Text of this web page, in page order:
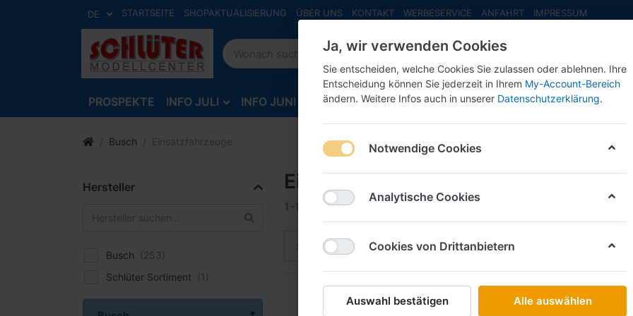
DE STARTSEITE SHOPAKTUALISIERUNG ÜBER UNS KONTAKT WERBESERVICE ANFAHRT IMPRESSUM
PROSPEKTE INFO JULI INFO JUNI INFO MAI NEU EINGETROFFEN NEUHEITEN
Busch Einsatzfahrzeuge
Hersteller
Busch
Schlüter Sortiment
Einsatzfahrzeuge
1-12 von254
Sortiere nach Name: A bis Z
BUSCH
Ja, wir verwenden Cookies
Sie entscheiden, welche Cookies Sie zulassen oder ablehnen. Ihre
Entscheidung können Sie jederzeit in Ihrem My-Account-Bereich
ändern. Weitere Infos auch in unserer Datenschutzerklärung.
Notwendige Cookies
Analytische Cookies
Cookies von Drittanbietern
Auswahl bestätigen Alle auswählen